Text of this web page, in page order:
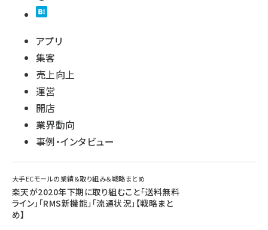
アプリ
集客
売上向上
運営
開店
業界動向
事例・インタビュー
大手ECモールの業績＆取り組み＆戦略まとめ
楽天が2020年下期に取り組むこと――「送料無料
ライン」「RMS新機能」「流通状況」【戦略まと
め】